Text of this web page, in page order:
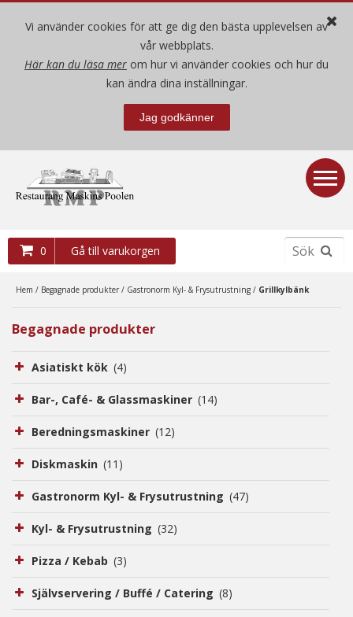
Vi använder cookies för att ge dig den bästa upplevelsen av
vår webbplats.
Här kan du läsa mer om hur vi använder cookies och hur du
kan ändra dina inställningar.
Jag godkänner
Gå till varukorgen
0
Hem
Nya produkter
Villkor
Hem / Begagnade produkter / Gastronorm Kyl- & Frysutrustning / Grillkylbänk
Begagnade produkter
Asiatiskt kök (4)
Bar-, Café- & Glassmaskiner (14)
Beredningsmaskiner (12)
Diskmaskin (11)
Gastronorm Kyl- & Frysutrustning (47)
Kyl- & Frysutrustning (32)
Pizza / Kebab (3)
Självservering / Buffé / Catering (8)